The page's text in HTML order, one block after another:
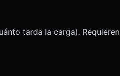
tarda la carga). Requieren